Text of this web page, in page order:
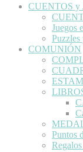
CUENTOS y
Juegos
Puzzles
COMUNIÓN
Puntos